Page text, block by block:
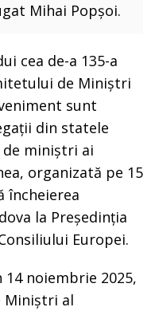
Mihai Popșoi.
cea de-a 135-a
de Miniștri
sunt
din statele
de miniștri ai
organizată pe 15
încheierea
la Președinția
Europei.
noiembrie 2025,
Miniștri al